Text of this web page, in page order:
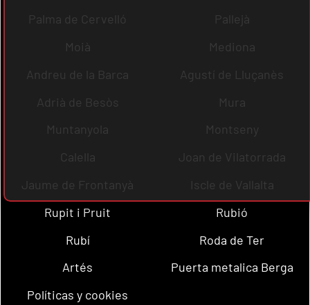
Palma de Cervelló
Pallejà
Moià
Mediona
Andreu de la Barca
Agustí de Lluçanès
Adrià de Besòs
Mura
Muntanyola
Montseny
Calella
Joan de Vilatorrada
Jaume de Frontanyà
Iscle de Vallalta
Rupit i Pruit
Rubió
Rubí
Roda de Ter
Artés
Puerta metalica Berga
Políticas y cookies